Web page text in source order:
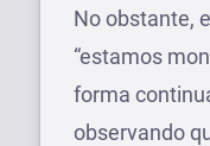
No obstante,
“estamos
forma
observando